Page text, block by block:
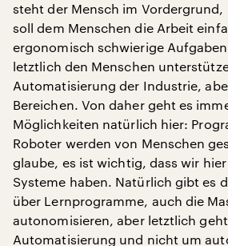
steht der Mensch im Vordergrund,
soll dem Menschen die Arbeit
ergonomisch schwierige
letztlich den Menschen
Automatisierung der Industrie,
Bereichen. Von daher geht es
Möglichkeiten natürlich hier:
Roboter werden von Menschen
glaube, es ist wichtig, dass wir
Systeme haben. Natürlich gibt es
über Lernprogramme, auch die
autonomisieren, aber letztlich
Automatisierung und nicht um